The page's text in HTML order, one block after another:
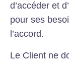
d’accéder et
pour ses
l’accord.
Le Client ne